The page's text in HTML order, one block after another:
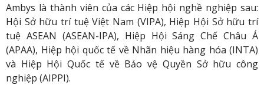
Ambys là thành viên của các Hiệp hội nghề nghiệp sau:
Hội Sở hữu trí tuệ Việt Nam (VIPA), Hiệp Hội Sở hữu trí
tuệ ASEAN (ASEAN-IPA), Hiệp Hội Sáng Chế Châu Á
(APAA), Hiệp hội quốc tế về Nhãn hiệu hàng hóa (INTA)
và Hiệp Hội Quốc tế về Bảo vệ Quyền Sở hữu công
nghiệp (AIPPI).